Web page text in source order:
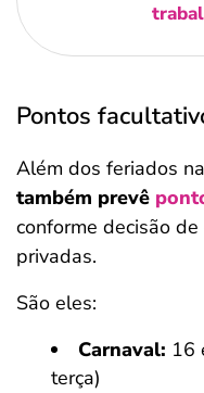
Pontos
Além dos feriados
também prevê
conforme decisão
privadas.
São eles:
Carnaval: 16
terça)